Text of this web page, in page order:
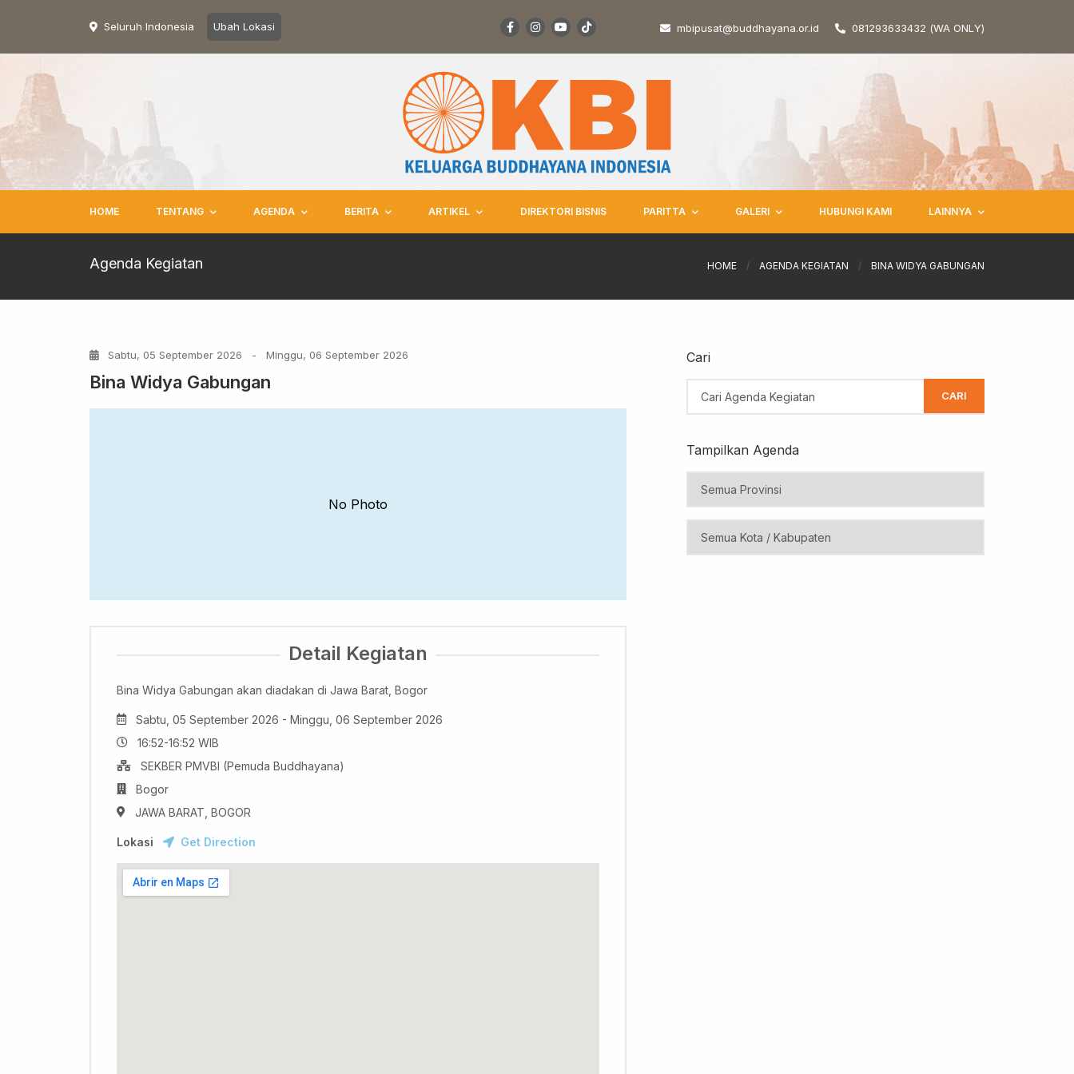
Seluruh Indonesia Ubah Lokasi mbipusat@buddhayana.or.id 081293633432 (WA ONLY)
HOME TENTANG AGENDA BERITA ARTIKEL DIREKTORI BISNIS PARITTA GALERI HUBUNGI KAMI LAINNYA
Agenda Kegiatan HOME / AGENDA KEGIATAN / BINA WIDYA GABUNGAN
Sabtu, 05 September 2026 - Minggu, 06 September 2026
Bina Widya Gabungan
No Photo
Detail Kegiatan
Bina Widya Gabungan akan diadakan di Jawa Barat, Bogor
Sabtu, 05 September 2026 - Minggu, 06 September 2026
16:52-16:52 WIB
SEKBER PMVBI (Pemuda Buddhayana)
Bogor
JAWA BARAT, BOGOR
Lokasi Get Direction
Cari
CARI
Tampilkan Agenda